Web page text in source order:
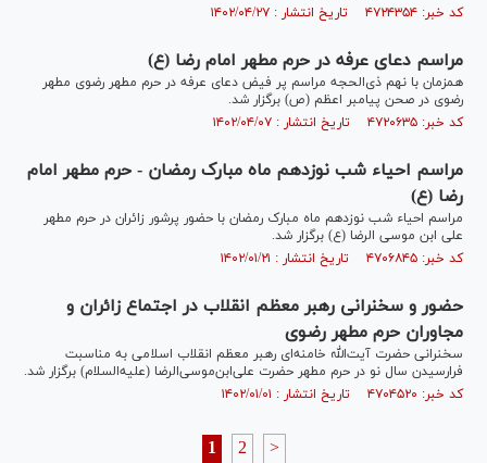
کد خبر: ۴۷۲۴۳۵۴ تاریخ انتشار : ۱۴۰۲/۰۴/۲۷
مراسم دعای عرفه در حرم مطهر امام رضا (ع)
همزمان با نهم ذی‌الحجه مراسم پر فیض دعای عرفه در حرم مطهر رضوی مطهر
رضوی در صحن پیامبر اعظم (ص) برگزار شد.
کد خبر: ۴۷۲۰۶۳۵ تاریخ انتشار : ۱۴۰۲/۰۴/۰۷
مراسم احیاء شب نوزدهم ماه مبارک رمضان - حرم مطهر امام
رضا (ع)
مراسم احیاء شب نوزدهم ماه مبارک رمضان با حضور پرشور زائران در حرم مطهر
علی ابن موسی الرضا (ع) برگزار شد.
کد خبر: ۴۷۰۶۸۴۵ تاریخ انتشار : ۱۴۰۲/۰۱/۲۱
حضور و سخنرانی رهبر معظم انقلاب در اجتماع زائران و
مجاوران حرم مطهر رضوی
سخنرانی حضرت آیت‌الله خامنه‌ای رهبر معظم انقلاب اسلامی به مناسبت
فرارسیدن سال نو در حرم مطهر حضرت علی‌ابن‌موسی‌الرضا (علیه‌السلام) برگزار شد.
کد خبر: ۴۷۰۴۵۲۰ تاریخ انتشار : ۱۴۰۲/۰۱/۰۱
1 2 >